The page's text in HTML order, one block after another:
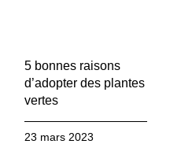
5 bonnes raisons
d’adopter des plantes
vertes
23 mars 2023